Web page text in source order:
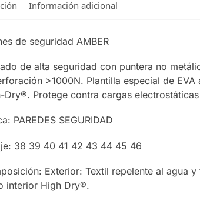
Información adicional
de seguridad AMBER
de alta seguridad con puntera no
>1000N. Plantilla especial de
Dry®. Protege contra cargas
PAREDES SEGURIDAD
38 39 40 41 42 43 44 45 46
Exterior: Textil repelente al agua y
interior High Dry®.